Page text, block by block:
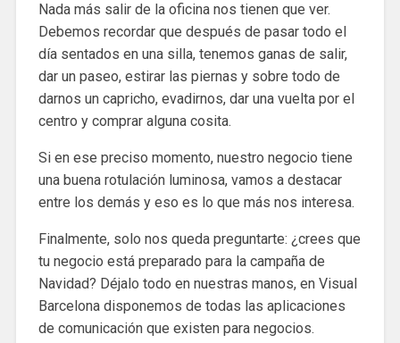
Nada más salir de la oficina nos tienen que ver.
Debemos recordar que después de pasar todo el
día sentados en una silla, tenemos ganas de salir,
dar un paseo, estirar las piernas y sobre todo de
darnos un capricho, evadirnos, dar una vuelta por el
centro y comprar alguna cosita.
Si en ese preciso momento, nuestro negocio tiene
una buena rotulación luminosa, vamos a destacar
entre los demás y eso es lo que más nos interesa.
Finalmente, solo nos queda preguntarte: ¿crees que
tu negocio está preparado para la campaña de
Navidad? Déjalo todo en nuestras manos, en Visual
Barcelona disponemos de todas las aplicaciones
de comunicación que existen para negocios.